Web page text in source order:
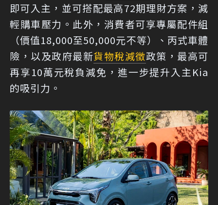
即可入主，並可搭配最高72期理財方案，減
輕購車壓力。此外，消費者可享專屬配件組
（價值18,000至50,000元不等）、丙式車體
險，以及政府最新貨物稅減徵政策，最高可
再享10萬元稅負減免，進一步提升入主Kia
的吸引力。